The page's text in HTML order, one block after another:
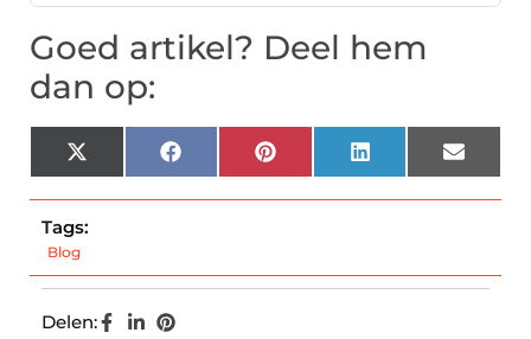
Goed artikel? Deel hem
dan op:
X
(Twitter)
Facebook Pinterest LinkedIn Email
Tags:
Blog
Delen: